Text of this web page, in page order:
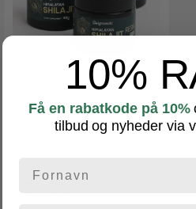
Himalaya Shilajit harpiks | 3
x 50 g | For udholdenhed og
vitalitet
WeightWorld
Leveringstid: 1-2
10%
Få en rabatkode på 10%
tilbud og nyheder via